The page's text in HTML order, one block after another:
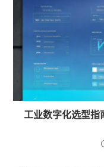
工业数字化选型指